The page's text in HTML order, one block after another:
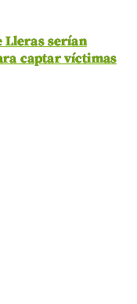
Lleras serían
captar víctimas